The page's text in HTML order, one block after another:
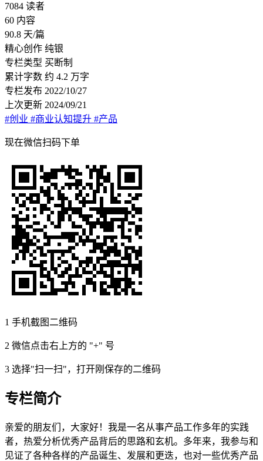
7084 读者
60 内容
90.8 天/篇
精心创作 纯银
专栏类型 买断制
累计字数 约 4.2 万字
专栏发布 2022/10/27
上次更新 2024/09/21
#创业 #商业认知提升 #产品
现在微信扫码下单
1 手机截图二维码
2 微信点击右上方的 "+" 号
3 选择"扫一扫"，打开刚保存的二维码
专栏简介
亲爱的朋友们，大家好！我是一名从事产品工作多年的实践
者，热爱分析优秀产品背后的思路和玄机。多年来，我参与和
见证了各种各样的产品诞生、发展和更迭，也对一些优秀产品